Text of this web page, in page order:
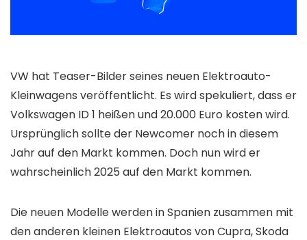
VW hat Teaser-Bilder seines neuen Elektroauto-
Kleinwagens veröffentlicht. Es wird spekuliert, dass er
Volkswagen ID 1 heißen und 20.000 Euro kosten wird.
Ursprünglich sollte der Newcomer noch in diesem
Jahr auf den Markt kommen. Doch nun wird er
wahrscheinlich 2025 auf den Markt kommen.
Die neuen Modelle werden in Spanien zusammen mit
den anderen kleinen Elektroautos von Cupra, Skoda